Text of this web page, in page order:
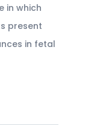
in which
present
in fetal